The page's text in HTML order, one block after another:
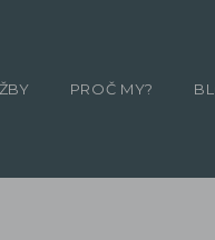
PROČ MY?